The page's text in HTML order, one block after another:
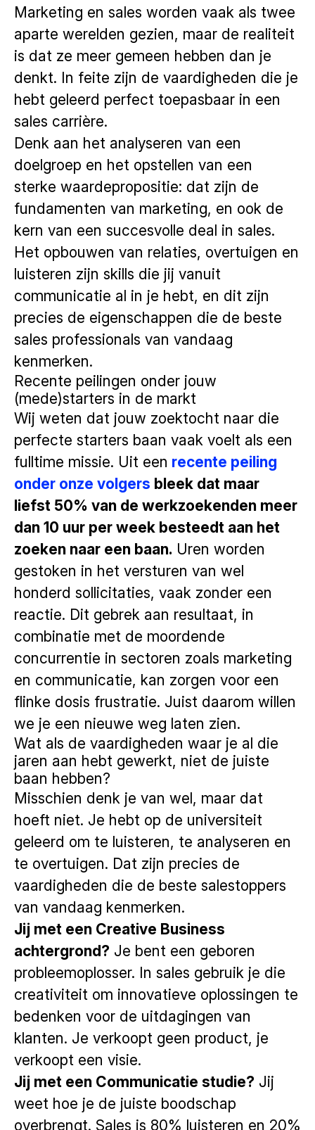
Marketing en sales worden vaak als twee
aparte werelden gezien, maar de realiteit
is dat ze meer gemeen hebben dan je
denkt. In feite zijn de vaardigheden die je
hebt geleerd perfect toepasbaar in een
sales carrière.
Denk aan het analyseren van een
doelgroep en het opstellen van een
sterke waardepropositie: dat zijn de
fundamenten van marketing, en ook de
kern van een succesvolle deal in sales.
Het opbouwen van relaties, overtuigen en
luisteren zijn skills die jij vanuit
communicatie al in je hebt, en dit zijn
precies de eigenschappen die de beste
sales professionals van vandaag
kenmerken.
Recente peilingen onder jouw
(mede)starters in de markt
Wij weten dat jouw zoektocht naar die
perfecte starters baan vaak voelt als een
fulltime missie. Uit een recente peiling
onder onze volgers bleek dat maar
liefst 50% van de werkzoekenden meer
dan 10 uur per week besteedt aan het
zoeken naar een baan. Uren worden
gestoken in het versturen van wel
honderd sollicitaties, vaak zonder een
reactie. Dit gebrek aan resultaat, in
combinatie met de moordende
concurrentie in sectoren zoals marketing
en communicatie, kan zorgen voor een
flinke dosis frustratie. Juist daarom willen
we je een nieuwe weg laten zien.
Wat als de vaardigheden waar je al die
jaren aan hebt gewerkt, niet de juiste
baan hebben?
Misschien denk je van wel, maar dat
hoeft niet. Je hebt op de universiteit
geleerd om te luisteren, te analyseren en
te overtuigen. Dat zijn precies de
vaardigheden die de beste salestoppers
van vandaag kenmerken.
Jij met een Creative Business
achtergrond? Je bent een geboren
probleemoplosser. In sales gebruik je die
creativiteit om innovatieve oplossingen te
bedenken voor de uitdagingen van
klanten. Je verkoopt geen product, je
verkoopt een visie.
Jij met een Communicatie studie? Jij
weet hoe je de juiste boodschap
overbrengt. Sales is 80% luisteren en 20%